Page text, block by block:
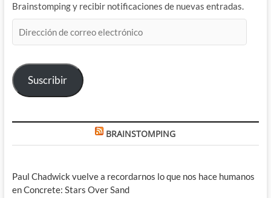
Brainstomping y recibir notificaciones de nuevas entradas.
de
electrónico
Suscribir
BRAINSTOMPING
Paul Chadwick vuelve a recordarnos lo que nos hace humanos
en Concrete: Stars Over Sand